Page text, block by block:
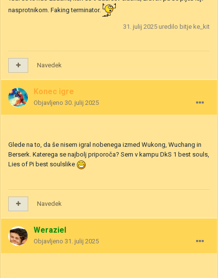
nasprotnikom. Faking terminator.
31. julij 2025 uredilo bitje ke_kit
Navedek
Konec igre
Objavljeno 30. julij 2025
Glede na to, da še nisem igral nobenega izmed Wukong, Wuchang in
Berserk. Katerega se najbolj priporoča? Sem v kampu DkS 1 best souls,
Lies of Pi best soulslike
Navedek
Weraziel
Objavljeno 31. julij 2025